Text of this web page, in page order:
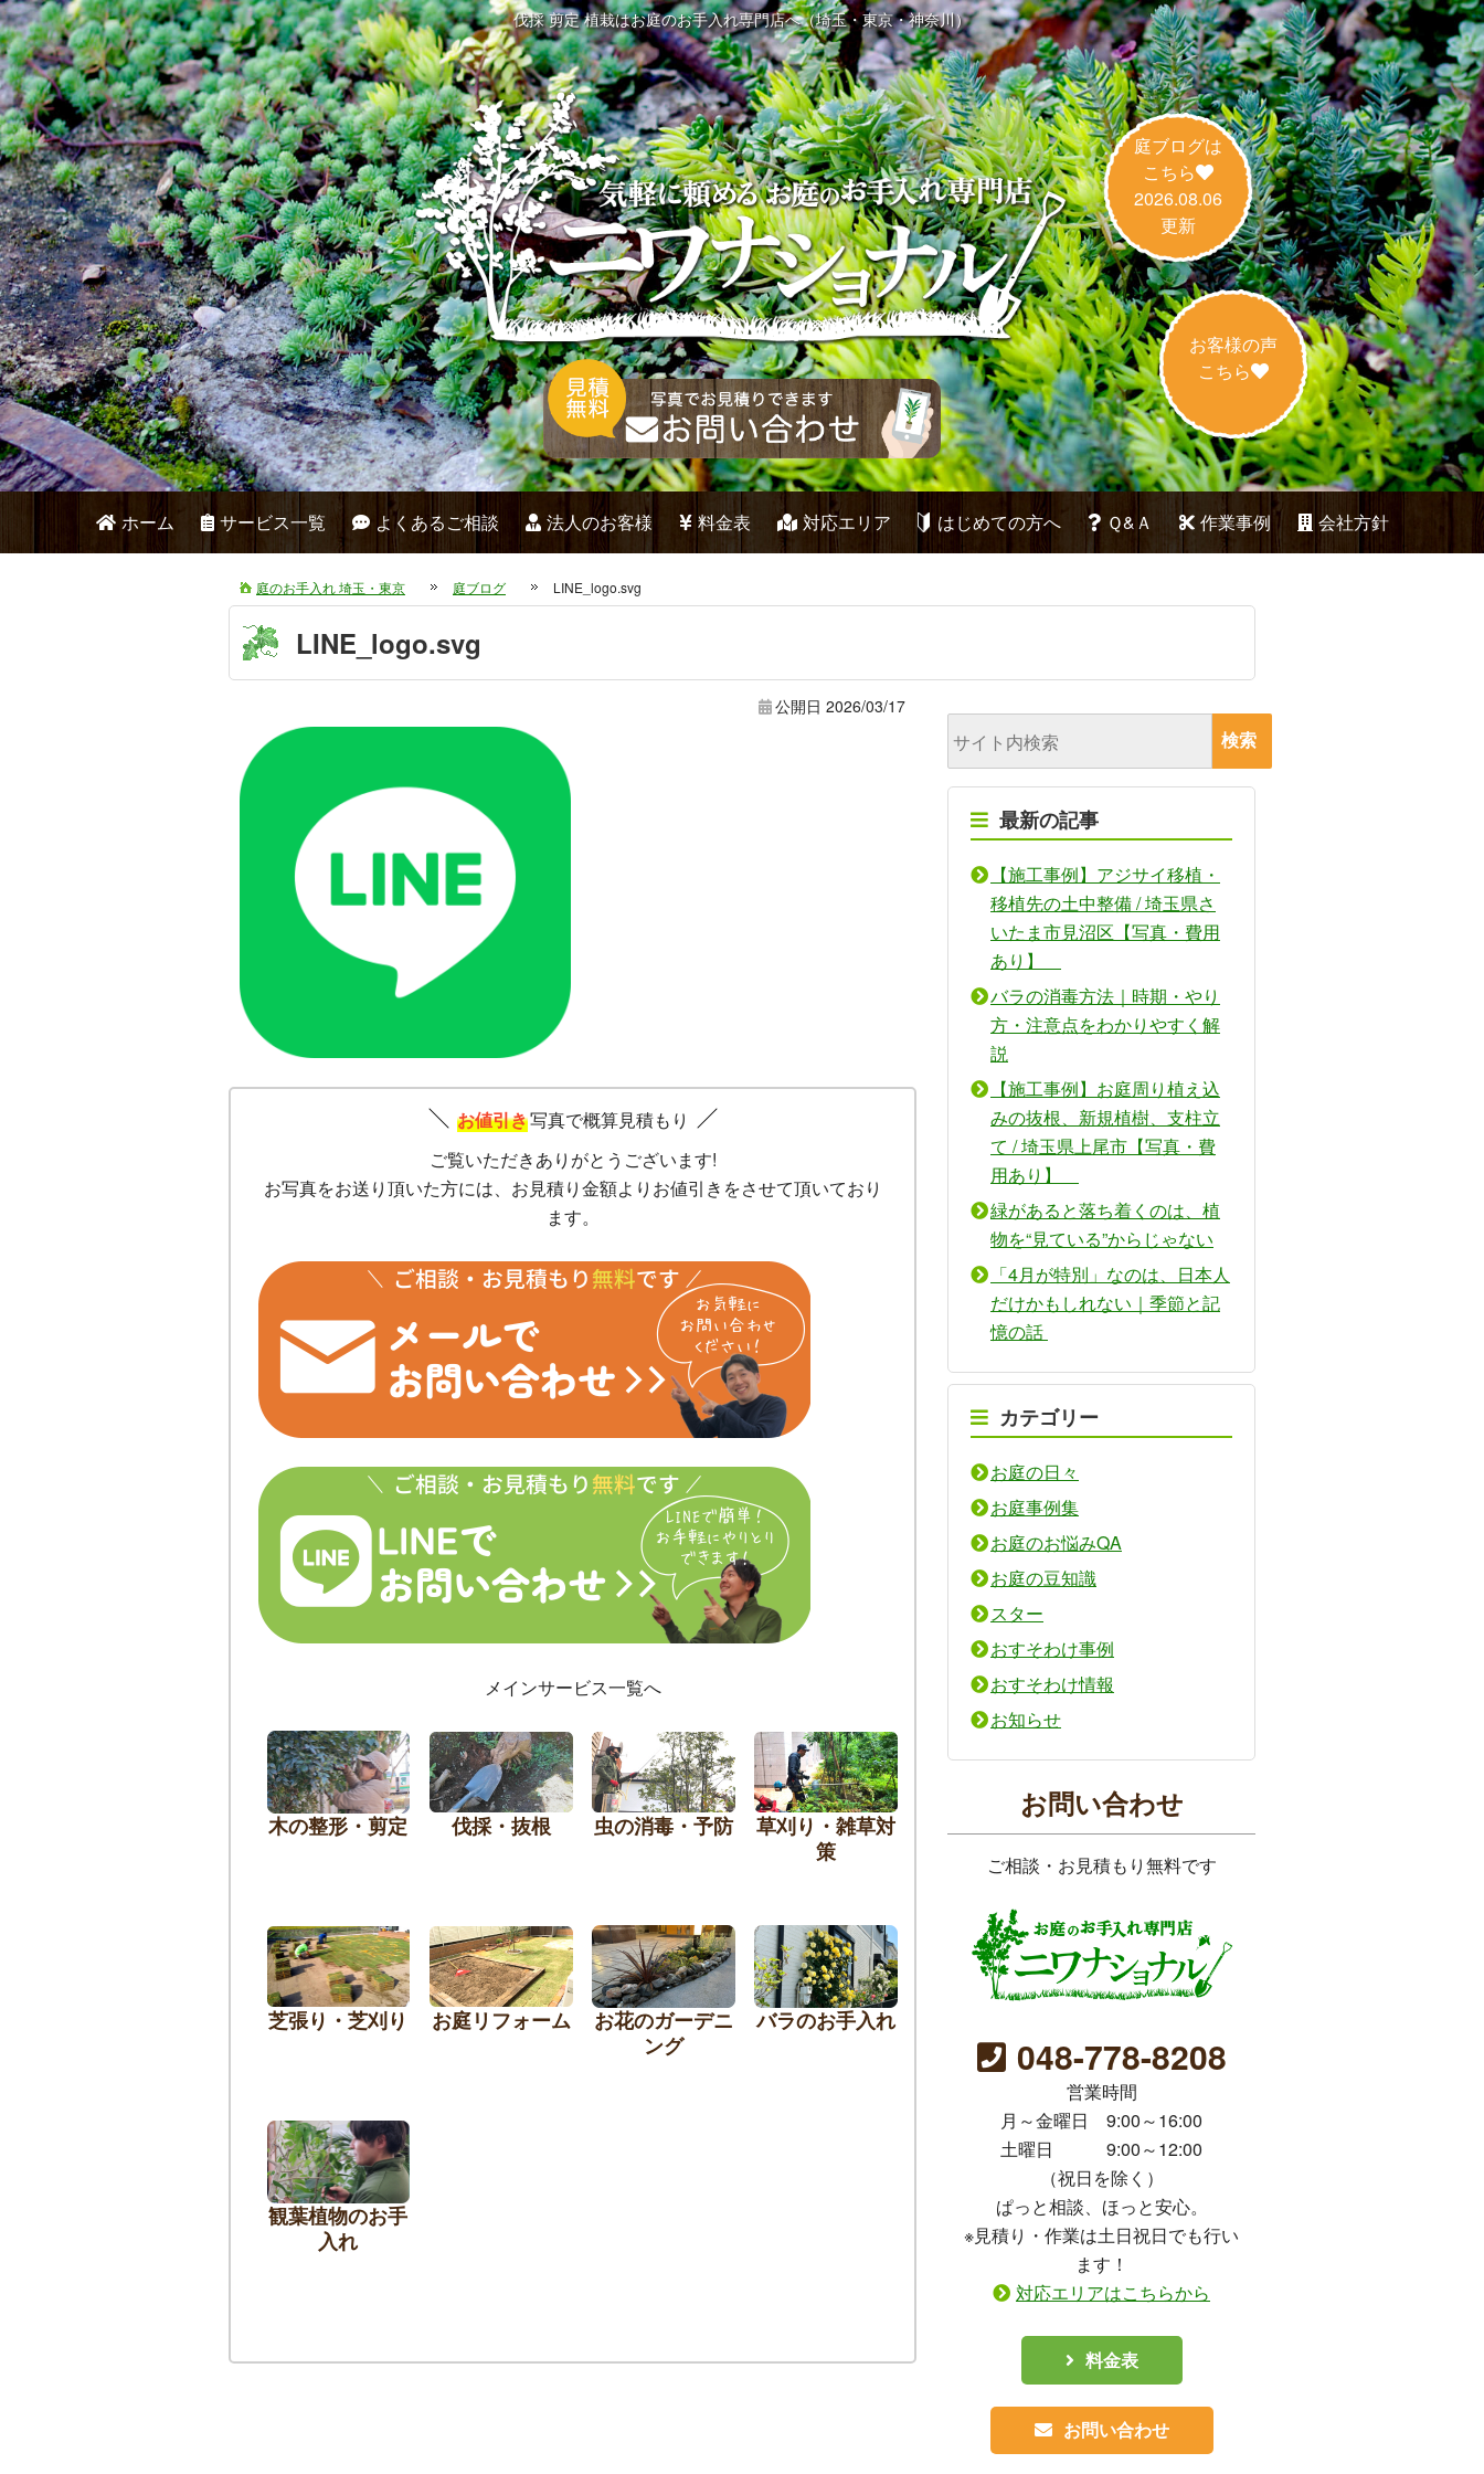
伐採 剪定 植栽はお庭のお手入れ専門店へ（埼玉・東京・神奈川）
庭ブログは
こちら
2026.08.06
更新
お客様の声
こちら
ホーム サービス一覧 よくあるご相談 法人のお客様 料金表 対応エリア はじめての方へ Ｑ&Ａ 作業事例 会社方針
庭のお手入れ 埼玉・東京 庭ブログ LINE_logo.svg
LINE_logo.svg
公開日2026/03/17
お値引き写真で概算見積もり
ご覧いただきありがとうございます!
お写真をお送り頂いた方には、お見積り金額よりお値引きをさせて頂いており
ます。
メインサービス一覧へ
木の整形・剪定 伐採・抜根 虫の消毒・予防
草刈り・雑草対
策
芝張り・芝刈り お庭リフォーム
お花のガーデニ
ング
バラのお手入れ
観葉植物のお手
入れ
最新の記事
【施工事例】アジサイ移植・
移植先の土中整備 / 埼玉県さ
いたま市見沼区【写真・費用
あり】
バラの消毒方法｜時期・やり
方・注意点をわかりやすく解
説
【施工事例】お庭周り植え込
みの抜根、新規植樹、支柱立
て / 埼玉県上尾市【写真・費
用あり】
緑があると落ち着くのは、植
物を“見ている”からじゃない
「4月が特別」なのは、日本人
だけかもしれない｜季節と記
憶の話
カテゴリー
お庭の日々
お庭事例集
お庭のお悩みQA
お庭の豆知識
スター
おすそわけ事例
おすそわけ情報
お知らせ
お問い合わせ
ご相談・お見積もり無料です
048-778-8208
営業時間
月～金曜日 9:00～16:00
土曜日 9:00～12:00
（祝日を除く）
ぱっと相談、ほっと安心。
※見積り・作業は土日祝日でも行い
ます！
対応エリアはこちらから
料金表
お問い合わせ